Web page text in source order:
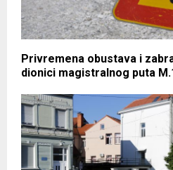
Privremena obustava i
dionici magistralnog puta